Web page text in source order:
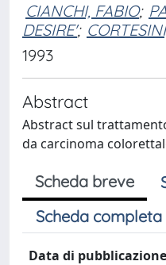
CIANCHI, FABIO;
DESIRE';
1993
Abstract
Abstract sul
da carcinoma
Scheda breve
Scheda completa
Data di pubblicazione